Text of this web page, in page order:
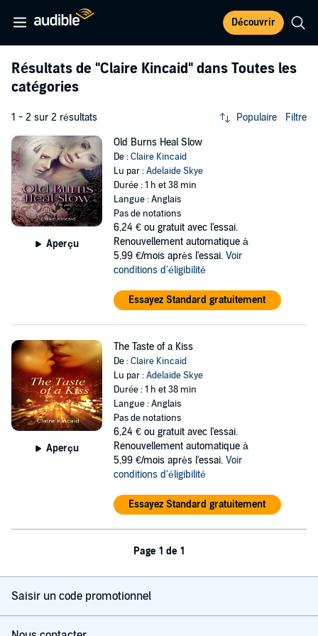
Découvrir
Résultats de "Claire Kincaid" dans Toutes les
catégories
1 - 2 sur 2 résultats Populaire Filtre
Aperçu
Old Burns Heal Slow
De :Claire Kincaid
Lu par :Adelaide Skye
Durée : 1 h et 38 min
Langue : Anglais
Pas de notations
6,24 € ou gratuit avec l'essai.
Renouvellement automatique à
5,99 €/mois après l'essai. Voir
conditions d'éligibilité
Essayez Standard gratuitement
Aperçu
The Taste of a Kiss
De :Claire Kincaid
Lu par :Adelaide Skye
Durée : 1 h et 38 min
Langue : Anglais
Pas de notations
6,24 € ou gratuit avec l'essai.
Renouvellement automatique à
5,99 €/mois après l'essai. Voir
conditions d'éligibilité
Essayez Standard gratuitement
Page 1 de 1
Saisir un code promotionnel